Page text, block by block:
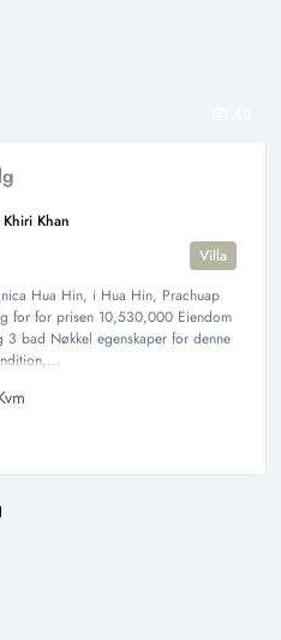
Khan
Villa
Hua Hin, i Hua Hin, Prachuap
for for prisen 10,530,000 Eiendom
bad Nøkkel egenskaper for denne